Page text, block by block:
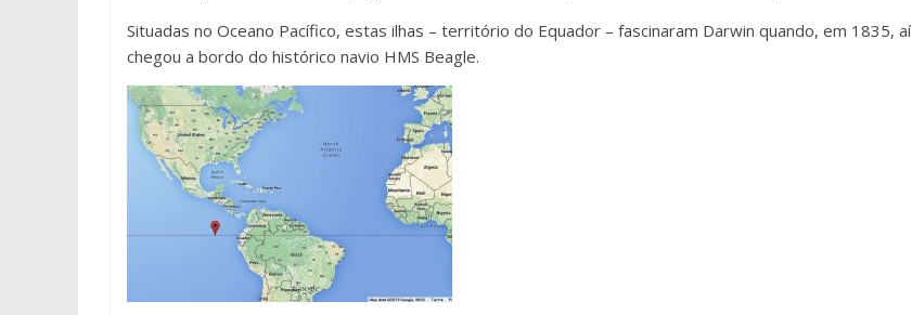
Situadas no Oceano Pacífico, estas ilhas – território do Equador – fascinaram Darwin quando, em 1835, aí
chegou a bordo do histórico navio HMS Beagle.